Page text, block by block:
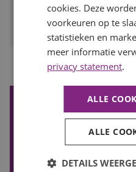
De nieuwste
Wil je de nieuwste vacatures
in voor onze vacature alert!
VACATURE
cookies. Deze
voorkeuren op te
statistieken en
meer informatie
privacy statement.
ALLE
ALLE
DETAILS